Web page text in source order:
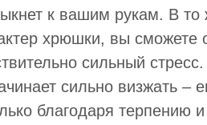
к вашим рукам. В
хрюшки, вы сможете
сильный
сильно визжать –
благодаря терпению